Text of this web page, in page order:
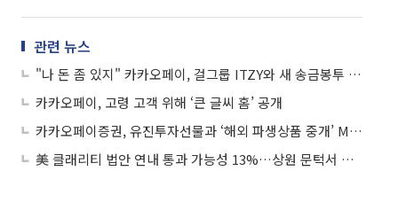
관련 뉴스
"나 돈 좀 있지" 카카오페이, 걸그룹 ITZY와 새 송금봉투 선봬
카카오페이, 고령 고객 위해 ‘큰 글씨 홈’ 공개
카카오페이증권, 유진투자선물과 ‘해외 파생상품 중개’ MOU 체결
美 클래리티 법안 연내 통과 가능성 13%…상원 문턱서 제동